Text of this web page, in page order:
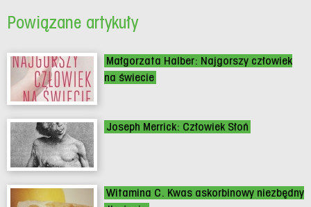
Powiązane artykuły
Małgorzata Halber: Najgorszy człowiek
na świecie
Joseph Merrick: Człowiek Słoń
Witamina C. Kwas askorbinowy niezbędny